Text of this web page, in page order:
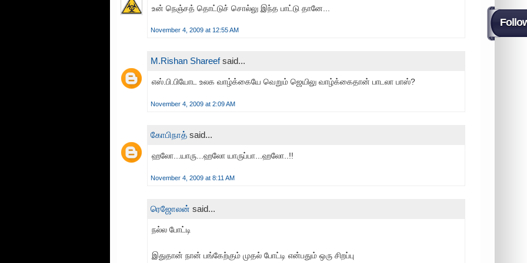
உன் நெஞ்சத் தொட்டுச் சொல்லு இந்த பாட்டு தானே...
November 4, 2009 at 12:55 AM
M.Rishan Shareefsaid...
எஸ்.பி.பியோட உலக வாழ்க்கையே வெறும் ஜெயிலு வாழ்க்கைதான் பாடலா பாஸ்?
November 4, 2009 at 2:09 AM
கோபிநாத் said...
ஹலோ...யாரு...ஹலோ யாருப்பா...ஹலோ..!!
November 4, 2009 at 8:11 AM
ரெஜோலன் said...
நல்ல போட்டி
இதுதான் நான் பங்கேற்கும் முதல் போட்டி என்பதும் ஒரு சிறப்பு